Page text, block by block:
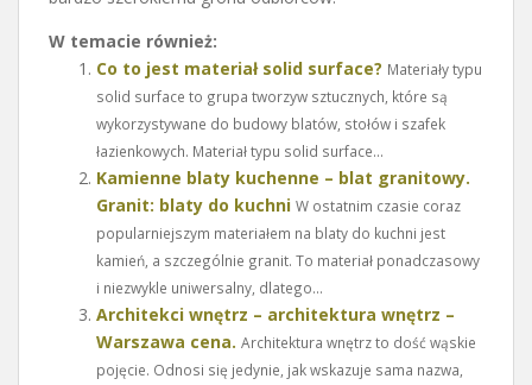
W temacie również:
Co to jest materiał solid surface? Materiały typu
solid surface to grupa tworzyw sztucznych, które są
wykorzystywane do budowy blatów, stołów i szafek
łazienkowych. Materiał typu solid surface...
Kamienne blaty kuchenne – blat granitowy.
Granit: blaty do kuchni W ostatnim czasie coraz
popularniejszym materiałem na blaty do kuchni jest
kamień, a szczególnie granit. To materiał ponadczasowy
i niezwykle uniwersalny, dlatego...
Architekci wnętrz – architektura wnętrz –
Warszawa cena. Architektura wnętrz to dość wąskie
pojęcie. Odnosi się jedynie, jak wskazuje sama nazwa,